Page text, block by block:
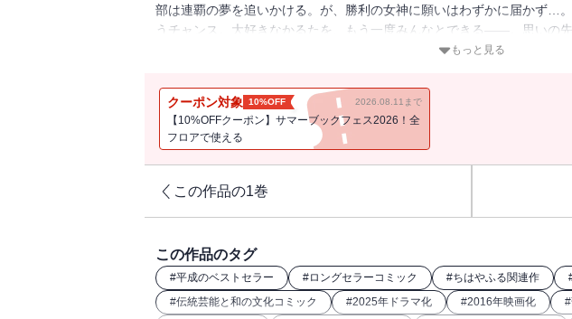
部は連覇の夢を追いかける。が、勝利の女神に願いはわずかに届かず…
うチャンス。大好きなかるたを、もう一度みんなとできる――。思いの
藤岡東だった。高校最後の団体戦最終戦。運命の対戦カードは、千早と
もっと見る
クーポン対象 10%OFF 2026.08.11まで
【10%OFFクーポン】サマーブックフェス2026！全
フロアで使える
この作品の1巻
この作品のタグ
#平成のベストセラー #ロングセラーコミック #ちはやふる関連作
#伝統芸能と和の文化コミック #2025年ドラマ化 #2016年映画化 #